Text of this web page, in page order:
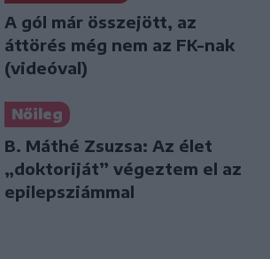
A gól már összejött, az
áttörés még nem az FK-nak
(videóval)
Nőileg
B. Máthé Zsuzsa: Az élet
„doktoriját” végeztem el az
epilepsziámmal